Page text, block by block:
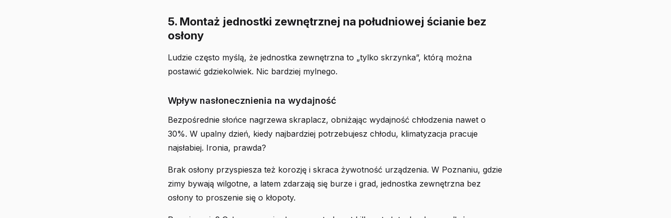
5. Montaż jednostki zewnętrznej na południowej ścianie bez
osłony
Ludzie często myślą, że jednostka zewnętrzna to „tylko skrzynka”, którą można
postawić gdziekolwiek. Nic bardziej mylnego.
Wpływ nasłonecznienia na wydajność
Bezpośrednie słońce nagrzewa skraplacz, obniżając wydajność chłodzenia nawet o
30%. W upalny dzień, kiedy najbardziej potrzebujesz chłodu, klimatyzacja pracuje
najsłabiej. Ironia, prawda?
Brak osłony przyspiesza też korozję i skraca żywotność urządzenia. W Poznaniu, gdzie
zimy bywają wilgotne, a latem zdarzają się burze i grad, jednostka zewnętrzna bez
osłony to proszenie się o kłopoty.